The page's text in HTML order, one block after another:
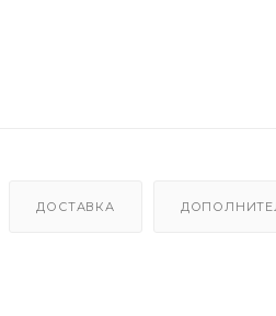
ДОСТАВКА